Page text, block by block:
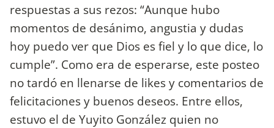
respuestas a sus rezos: “Aunque hubo
momentos de desánimo, angustia y dudas
hoy puedo ver que Dios es fiel y lo que dice, lo
cumple”. Como era de esperarse, este posteo
no tardó en llenarse de likes y comentarios de
felicitaciones y buenos deseos. Entre ellos,
estuvo el de Yuyito González quien no